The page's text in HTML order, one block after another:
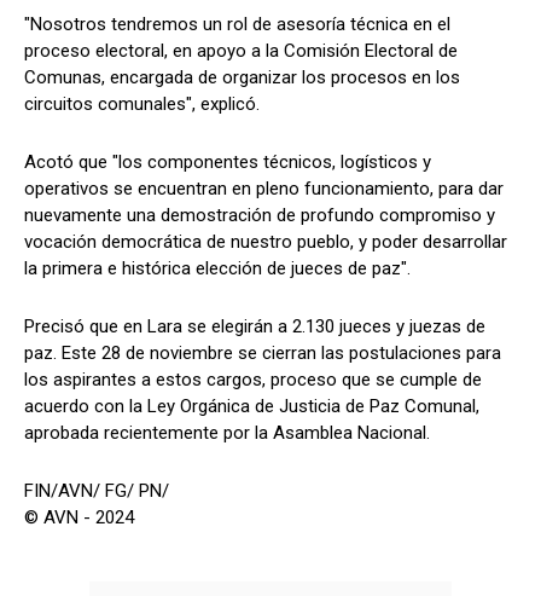
"Nosotros tendremos un rol de asesoría técnica en el
proceso electoral, en apoyo a la Comisión Electoral de
Comunas, encargada de organizar los procesos en los
circuitos comunales", explicó.
Acotó que "los componentes técnicos, logísticos y
operativos se encuentran en pleno funcionamiento, para dar
nuevamente una demostración de profundo compromiso y
vocación democrática de nuestro pueblo, y poder desarrollar
la primera e histórica elección de jueces de paz".
Precisó que en Lara se elegirán a 2.130 jueces y juezas de
paz. Este 28 de noviembre se cierran las postulaciones para
los aspirantes a estos cargos, proceso que se cumple de
acuerdo con la Ley Orgánica de Justicia de Paz Comunal,
aprobada recientemente por la Asamblea Nacional.
FIN/AVN/ FG/ PN/
© AVN - 2024